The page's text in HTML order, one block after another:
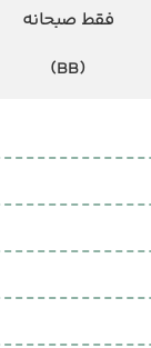
فقط صبحانه
(BB)